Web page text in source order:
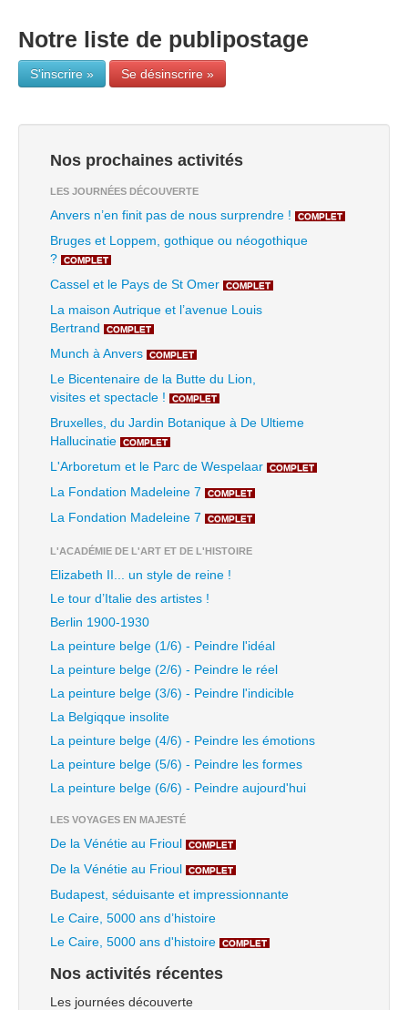
Notre liste de publipostage
S'inscrire » Se désinscrire »
Nos prochaines activités
LES JOURNÉES DÉCOUVERTE
Anvers n’en finit pas de nous surprendre ! COMPLET
Bruges et Loppem, gothique ou néogothique
?
COMPLET
Cassel et le Pays de St Omer COMPLET
La maison Autrique et l’avenue Louis
Bertrand
COMPLET
Munch à Anvers COMPLET
Le Bicentenaire de la Butte du Lion,
visites et spectacle !
COMPLET
Bruxelles, du Jardin Botanique à De Ultieme
Hallucinatie
COMPLET
L'Arboretum et le Parc de Wespelaar COMPLET
La Fondation Madeleine 7 COMPLET
La Fondation Madeleine 7 COMPLET
L'ACADÉMIE DE L'ART ET DE L'HISTOIRE
Elizabeth II... un style de reine !
Le tour d’Italie des artistes !
Berlin 1900-1930
La peinture belge (1/6) - Peindre l'idéal
La peinture belge (2/6) - Peindre le réel
La peinture belge (3/6) - Peindre l'indicible
La Belgiqque insolite
La peinture belge (4/6) - Peindre les émotions
La peinture belge (5/6) - Peindre les formes
La peinture belge (6/6) - Peindre aujourd'hui
LES VOYAGES EN MAJESTÉ
De la Vénétie au Frioul COMPLET
De la Vénétie au Frioul COMPLET
Budapest, séduisante et impressionnante
Le Caire, 5000 ans d’histoire
Le Caire, 5000 ans d'histoire
COMPLET
Nos activités récentes
Les journées découverte